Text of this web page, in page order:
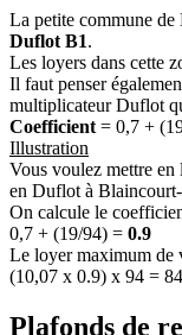
La petite commune de
Duflot B1.
Les loyers dans cette
Il faut penser
multiplicateur Duflot
Coefficient = 0,7 +
Illustration
Vous voulez mettre en
en Duflot à
On calcule le
0,7 + (19/94) = 0.9
Le loyer maximum de
(10,07 x 0.9) x 94 =
Plafonds de